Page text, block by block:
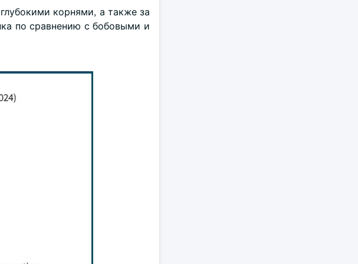
корнями, а также за
по сравнению с бобовыми и